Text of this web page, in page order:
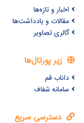
اخبار و تازه‌ها
مقالات و یادداشت‌ها
گالری تصاویر
زیر پورتال‌ها
داناب قم
سامانه شفاف
دسترسی سریع